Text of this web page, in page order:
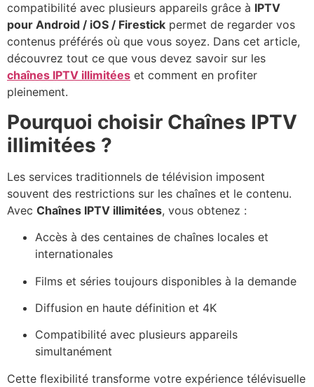
compatibilité avec plusieurs appareils grâce à IPTV
pour Android / iOS / Firestick permet de regarder vos
contenus préférés où que vous soyez. Dans cet article,
découvrez tout ce que vous devez savoir sur les
chaînes IPTV illimitées et comment en profiter
pleinement.
Pourquoi choisir Chaînes IPTV
illimitées ?
Les services traditionnels de télévision imposent
souvent des restrictions sur les chaînes et le contenu.
Avec Chaînes IPTV illimitées, vous obtenez :
Accès à des centaines de chaînes locales et
internationales
Films et séries toujours disponibles à la demande
Diffusion en haute définition et 4K
Compatibilité avec plusieurs appareils
simultanément
Cette flexibilité transforme votre expérience télévisuelle